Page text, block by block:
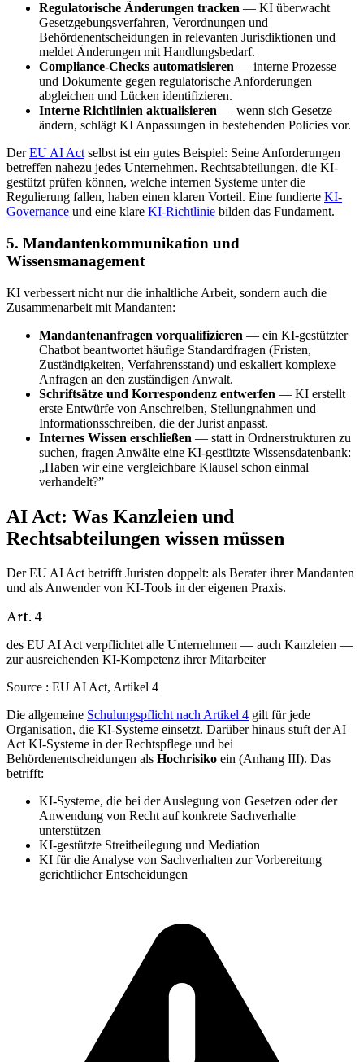
Regulatorische Änderungen tracken — KI überwacht
Gesetzgebungsverfahren, Verordnungen und
Behördenentscheidungen in relevanten Jurisdiktionen und
meldet Änderungen mit Handlungsbedarf.
Compliance-Checks automatisieren — interne Prozesse
und Dokumente gegen regulatorische Anforderungen
abgleichen und Lücken identifizieren.
Interne Richtlinien aktualisieren — wenn sich Gesetze
ändern, schlägt KI Anpassungen in bestehenden Policies vor.
DerEU AI Act selbst ist ein gutes Beispiel: Seine Anforderungen
betreffen nahezu jedes Unternehmen. Rechtsabteilungen, die KI-
gestützt prüfen können, welche internen Systeme unter die
Regulierung fallen, haben einen klaren Vorteil. Eine fundierte KI-
Governance und eine klare KI-Richtlinie bilden das Fundament.
5. Mandantenkommunikation und
Wissensmanagement
KI verbessert nicht nur die inhaltliche Arbeit, sondern auch die
Zusammenarbeit mit Mandanten:
Mandantenanfragen vorqualifizieren — ein KI-gestützter
Chatbot beantwortet häufige Standardfragen (Fristen,
Zuständigkeiten, Verfahrensstand) und eskaliert komplexe
Anfragen an den zuständigen Anwalt.
Schriftsätze und Korrespondenz entwerfen — KI erstellt
erste Entwürfe von Anschreiben, Stellungnahmen und
Informationsschreiben, die der Jurist anpasst.
Internes Wissen erschließen — statt in Ordnerstrukturen zu
suchen, fragen Anwälte eine KI-gestützte Wissensdatenbank:
„Haben wir eine vergleichbare Klausel schon einmal
verhandelt?”
AI Act: Was Kanzleien und
Rechtsabteilungen wissen müssen
Der EU AI Act betrifft Juristen doppelt: als Berater ihrer Mandanten
und als Anwender von KI-Tools in der eigenen Praxis.
Art. 4
des EU AI Act verpflichtet alle Unternehmen — auch Kanzleien —
zur ausreichenden KI-Kompetenz ihrer Mitarbeiter
Source : EU AI Act, Artikel 4
Die allgemeine Schulungspflicht nach Artikel 4 gilt für jede
Organisation, die KI-Systeme einsetzt. Darüber hinaus stuft der AI
Act KI-Systeme in der Rechtspflege und bei
Behördenentscheidungen als Hochrisiko ein (Anhang III). Das
betrifft:
KI-Systeme, die bei der Auslegung von Gesetzen oder der
Anwendung von Recht auf konkrete Sachverhalte
unterstützen
KI-gestützte Streitbeilegung und Mediation
KI für die Analyse von Sachverhalten zur Vorbereitung
gerichtlicher Entscheidungen